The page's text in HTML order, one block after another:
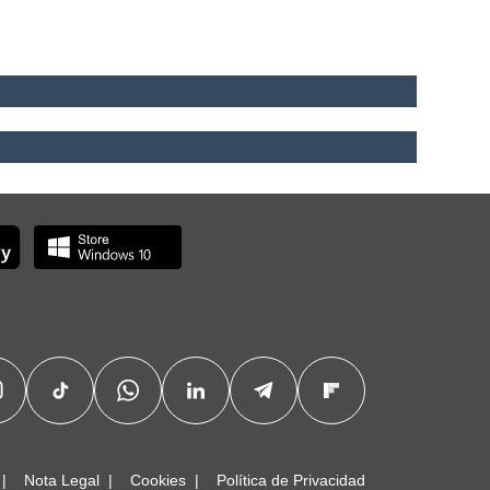
Nota Legal Cookies Política de Privacidad